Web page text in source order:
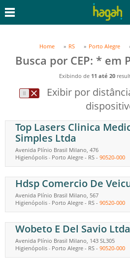
Home RS Porto Alegre
Exibindo de 11 até 20
Exibir por
Top Lasers Clinica
Simples Ltda
Avenida Plínio Brasil Milano, 476
Higienópolis - Porto Alegre - RS - 90520-000
Hdsp Comercio De
Avenida Plínio Brasil Milano, 567
Higienópolis - Porto Alegre - RS - 90520-000
Wobeto E Del Savio Ltda
Avenida Plínio Brasil Milano, 143 SL305
Higienópolis - Porto Alegre - RS - 90520-000